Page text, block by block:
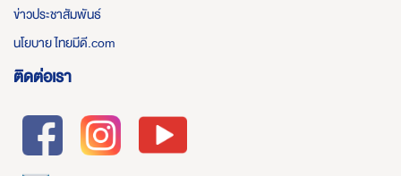
ข่าวประชาสัมพันธ์
นโยบาย ไทยมีดี.com
ติดต่อเรา